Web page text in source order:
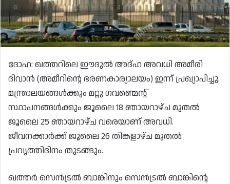
ദോഹ: ഖത്തറിലെ ഈദുൽ അദ്ഹ അവധി അമീരി
ദിവാൻ (അമീറിന്റെ ഭരണകാര്യാലയം) ഇന്ന് പ്രഖ്യാപിച്ചു.
മന്ത്രാലയങ്ങൾക്കും മറ്റു ഗവണ്മെന്റ്
സ്ഥാപനങ്ങൾക്കും ജൂലൈ 18 ഞായറാഴ്ച മുതൽ
ജൂലൈ 25 ഞായറാഴ്ച വരെയാണ് അവധി.
ജീവനക്കാർക്ക് ജൂലൈ 26 തിങ്കളാഴ്ച മുതൽ
പ്രവൃത്തിദിനം തുടങ്ങും.
ഖത്തർ സെൻട്രൽ ബാങ്കിനും സെൻട്രൽ ബാങ്കിന്റെ